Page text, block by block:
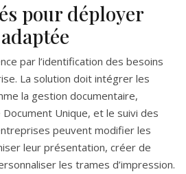
pour déployer
par l’identification des besoins
La solution doit intégrer les
la gestion documentaire,
Document Unique, et le suivi des
peuvent modifier les
leur présentation, créer de
les trames d’impression.